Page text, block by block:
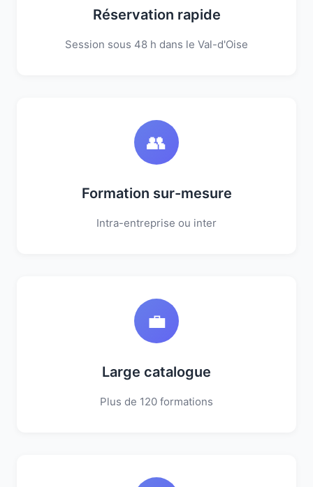
Réservation rapide
Session sous 48 h dans le Val-d'Oise
👥
Formation sur-mesure
Intra-entreprise ou inter
💼
Large catalogue
Plus de 120 formations